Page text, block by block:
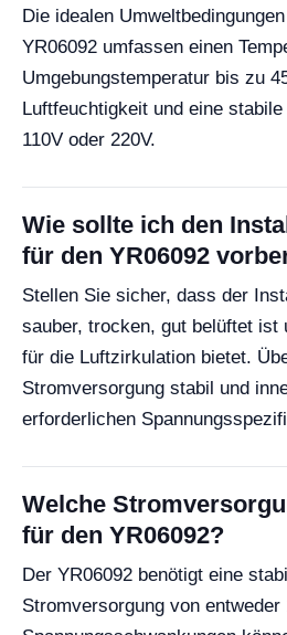
Die idealen
YR06092 umfassen einen
Umgebungstemperatur bis zu
Luftfeuchtigkeit und eine
110V oder 220V.
Wie sollte ich den
für den YR06092
Stellen Sie sicher, dass der
sauber, trocken, gut belüftet ist
für die Luftzirkulation bietet.
Stromversorgung stabil und
erforderlichen
Welche
für den YR06092?
Der YR06092 benötigt eine
Stromversorgung von entweder